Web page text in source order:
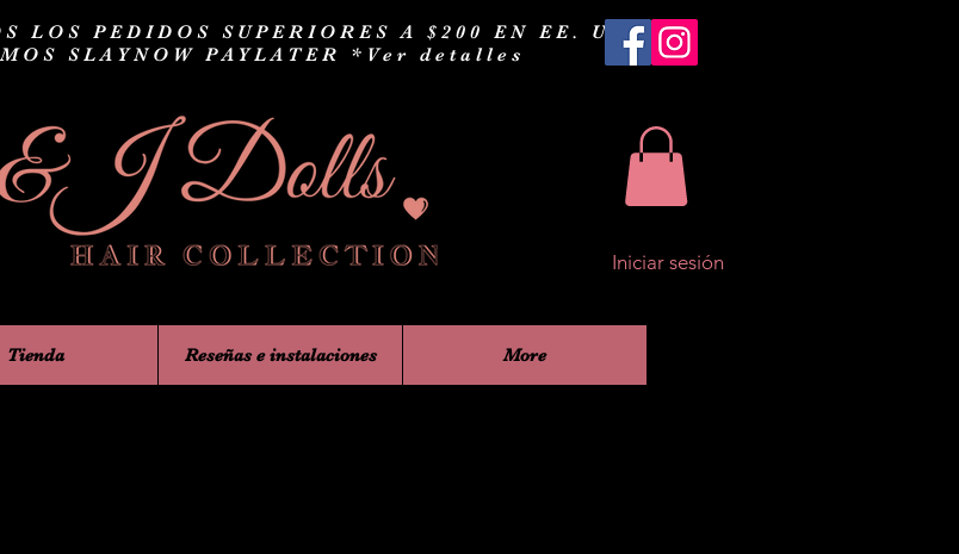
LOS PEDIDOS SUPERIORES A $200 EN EE. UU.
SLAYNOW PAYLATER *Ver detalles
Iniciar sesión
Tienda Reseñas e instalaciones More